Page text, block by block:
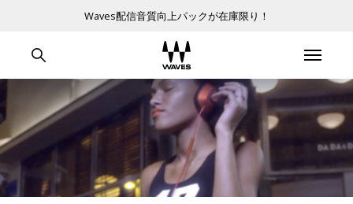
Waves配信音質向上パックが在庫限り！